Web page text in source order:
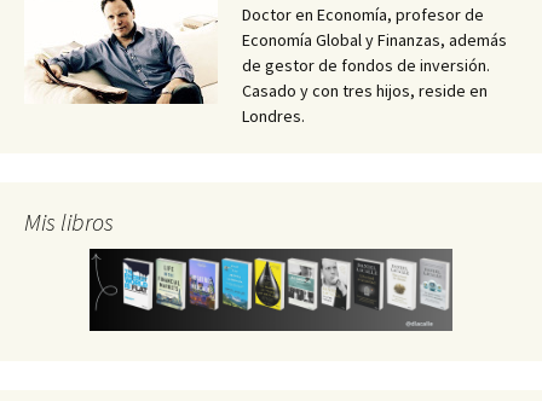
Doctor en Economía, profesor de
Economía Global y Finanzas, además
de gestor de fondos de inversión.
Casado y con tres hijos, reside en
Londres.
Mis libros